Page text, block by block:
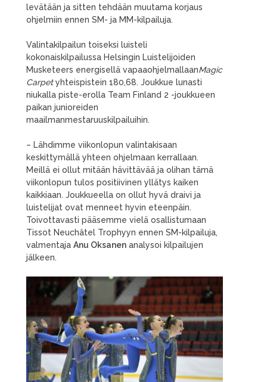
levätään ja sitten tehdään muutama korjaus
ohjelmiin ennen SM- ja MM-kilpailuja.
Valintakilpailun toiseksi luisteli
kokonaiskilpailussa Helsingin Luistelijoiden
Musketeers energisellä vapaaohjelmallaanMagic
Carpetyhteispistein 180,68. Joukkue lunasti
niukalla piste-erolla Team Finland 2 -joukkueen
paikan junioreiden
maailmanmestaruuskilpailuihin.
– Lähdimme viikonlopun valintakisaan
keskittymällä yhteen ohjelmaan kerrallaan.
Meillä ei ollut mitään hävittävää ja olihan tämä
viikonlopun tulos positiivinen yllätys kaiken
kaikkiaan. Joukkueella on ollut hyvä draivi ja
luistelijat ovat menneet hyvin eteenpäin.
Toivottavasti pääsemme vielä osallistumaan
Tissot Neuchâtel Trophyyn ennen SM-kilpailuja,
valmentaja Anu Oksanen analysoi kilpailujen
jälkeen.